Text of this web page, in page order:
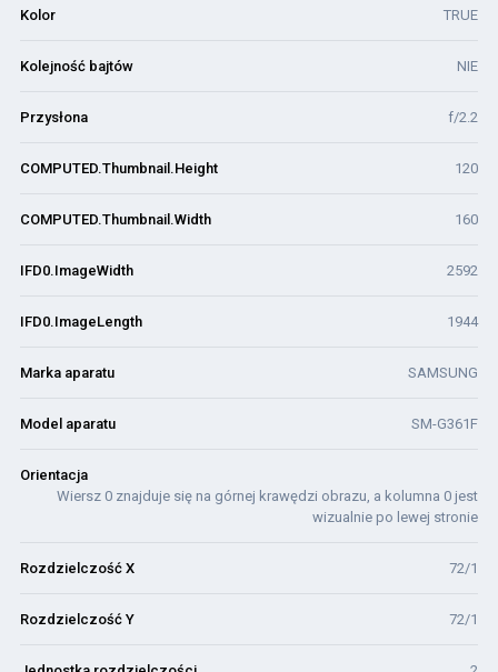
Kolor TRUE
Kolejność bajtów NIE
Przysłona f/2.2
COMPUTED.Thumbnail.Height 120
COMPUTED.Thumbnail.Width 160
IFD0.ImageWidth 2592
IFD0.ImageLength 1944
Marka aparatu SAMSUNG
Model aparatu SM-G361F
Orientacja
Wiersz 0 znajduje się na górnej krawędzi obrazu, a kolumna 0 jest
wizualnie po lewej stronie
Rozdzielczość X 72/1
Rozdzielczość Y 72/1